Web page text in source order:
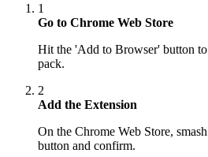
1
Go to Chrome Web Store
Hit the 'Add to Browser' button
pack.
2
Add the Extension
On the Chrome Web Store,
button and confirm.